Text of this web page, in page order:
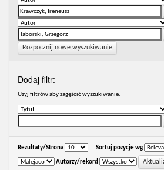
Rozpocznij nowe wyszukiwanie
Dodaj filtr:
Uzyj filtrów aby zagęścić wyszukiwanie.
Rezultaty/Strona Sortuj pozycje wg
Autorzy/rekord